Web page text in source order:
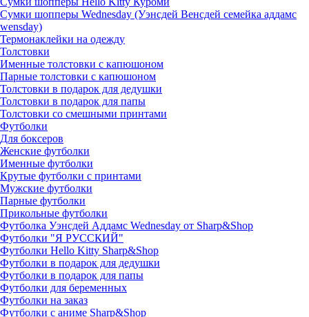
Сумки шопперы Wednesday (Уэнсдей Венсдей семейка аддамс
wensday)
Термонаклейки на одежду
Толстовки
Именные толстовки с капюшоном
Парные толстовки с капюшоном
Толстовки в подарок для дедушки
Толстовки в подарок для папы
Толстовки со смешными принтами
Футболки
Для боксеров
Женские футболки
Именные футболки
Крутые футболки с принтами
Мужские футболки
Парные футболки
Прикольные футболки
Футболка Уэнсдей Аддамс Wednesday от Sharp&Shop
Футболки "Я РУССКИЙ"
Футболки Hello Kitty Sharp&Shop
Футболки в подарок для дедушки
Футболки в подарок для папы
Футболки для беременных
Футболки на заказ
Футболки с аниме Sharp&Shop